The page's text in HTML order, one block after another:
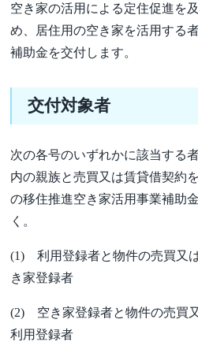
空き家の活用による定住促進を
め、居住用の空き家を活用する
補助金を交付します。
交付対象者
次の各号のいずれかに該当する
内の親族と売買又は賃貸借契約
の移住推進空き家活用事業補助
く。
(1) 利用登録者と物件の売買又
き家登録者
(2) 空き家登録者と物件の売買
利用登録者